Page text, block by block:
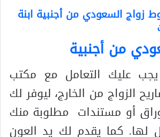
زواج السعودي من أجنبية ابنة
من أجنبية
عليك التعامل مع مكتب
الزواج من الخارج، ليوفر لك
أو مستندات مطلوبة منك
لها. كما يقدم لك يد العون